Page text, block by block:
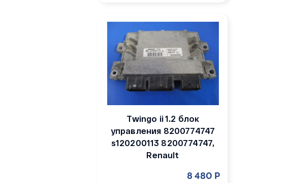
Twingo ii 1.2 блок
управления 8200774747
s120200113 8200774747,
Renault
8 480 Р